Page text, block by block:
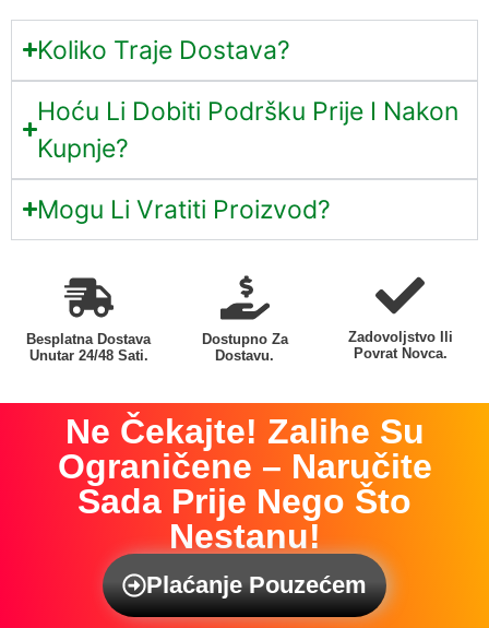
Koliko Traje Dostava?
Hoću Li Dobiti Podršku Prije I Nakon
Kupnje?
Mogu Li Vratiti Proizvod?
Besplatna Dostava
Unutar 24/48 Sati.
Dostupno Za
Dostavu.
Zadovoljstvo Ili
Povrat Novca.
Ne Čekajte! Zalihe Su
Ograničene – Naručite
Sada Prije Nego Što
Nestanu!
Plaćanje Pouzećem